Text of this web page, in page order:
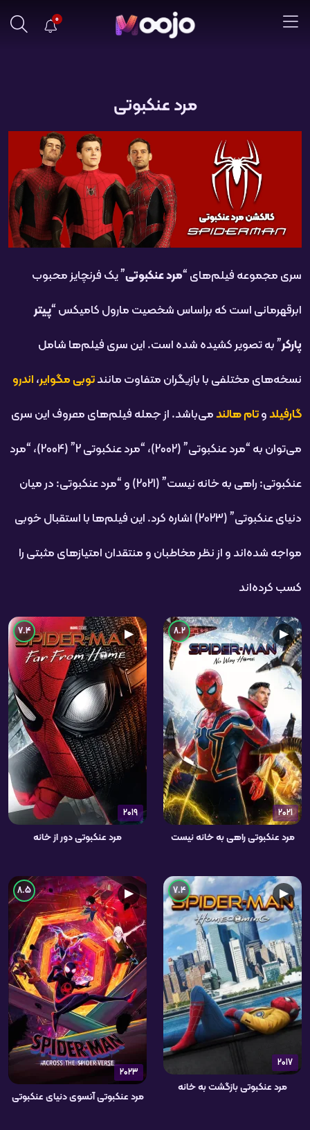
0
مرد عنکبوتی
سری مجموعه فیلم‌های “مرد عنکبوتی” یک فرنچایز محبوب
ابرقهرمانی است که براساس شخصیت مارول کامیکس “پیتر
پارکر” به تصویر کشیده شده است. این سری فیلم‌ها شامل
نسخه‌های مختلفی با بازیگران متفاوت مانندتوبی مگوایر،اندرو
گارفیلدوتام هالندمی‌باشد. از جمله فیلم‌های معروف این سری
می‌توان به “مرد عنکبوتی” (2002)، “مرد عنکبوتی 2” (2004)، “مرد
عنکبوتی: راهی به خانه نیست” (2021) و “مرد عنکبوتی: در میان
دنیای عنکبوتی” (2023) اشاره کرد. این فیلم‌ها با استقبال خوبی
مواجه شده‌اند و از نظر مخاطبان و منتقدان امتیازهای مثبتی را
کسب کرده‌اند
2021
▶
8.2
مرد عنکبوتی راهی به خانه نیست
2019
▶
7.4
مرد عنکبوتی دور از خانه
2017
▶
7.4
مرد عنکبوتی بازگشت به خانه
2023
▶
8.5
مرد عنکبوتی آنسوی دنیای عنکبوتی